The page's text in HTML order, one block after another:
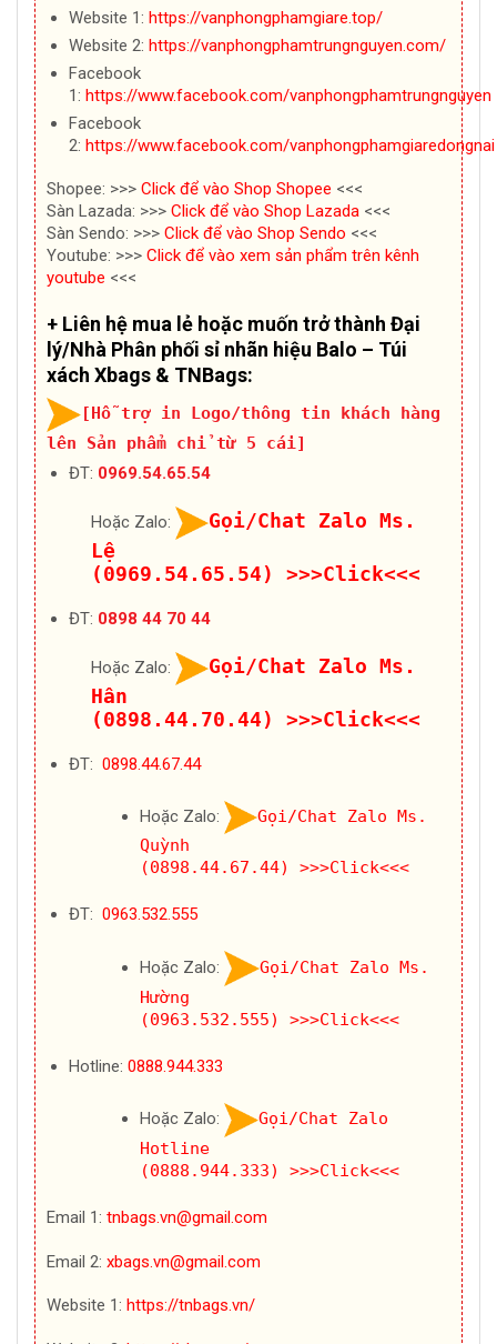
Website 1: https://vanphongphamgiare.top/
Website 2: https://vanphongphamtrungnguyen.com/
Facebook
1: https://www.facebook.com/vanphongphamtrungnguyen
Facebook
2: https://www.facebook.com/vanphongphamgiaredongnai
Shopee: >>> Click để vào Shop Shopee <<<
Sàn Lazada: >>> Click để vào Shop Lazada <<<
Sàn Sendo: >>> Click để vào Shop Sendo <<<
Youtube: >>> Click để vào xem sản phẩm trên kênh
youtube <<<
+ Liên hệ mua lẻ hoặc muốn trở thành Đại
lý/Nhà Phân phối sỉ nhãn hiệu Balo – Túi
xách Xbags & TNBags:
[Hỗ trợ in Logo/thông tin khách hàng
lên Sản phẩm chỉ từ 5 cái]
ĐT: 0969.54.65.54
Hoặc Zalo:
Gọi/Chat Zalo Ms.
Lệ
(0969.54.65.54)
>>>Click<<<
ĐT: 0898 44 70 44
Hoặc Zalo:
Gọi/Chat Zalo Ms.
Hân
(0898.44.70.44)
>>>Click<<<
ĐT: 0898.44.67.44
Hoặc Zalo:
Gọi/Chat Zalo Ms.
Quỳnh
(0898.44.67.44)
>>>Click<<<
ĐT: 0963.532.555
Hoặc Zalo:
Gọi/Chat Zalo Ms.
Hường
(0963.532.555)
>>>Click<<<
Hotline: 0888.944.333
Hoặc Zalo:
Gọi/Chat Zalo
Hotline
(0888.944.333)
>>>Click<<<
Email 1: tnbags.vn@gmail.com
Email 2: xbags.vn@gmail.com
Website 1: https://tnbags.vn/